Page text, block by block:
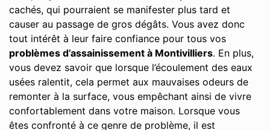
cachés, qui pourraient se manifester plus tard et
causer au passage de gros dégâts. Vous avez donc
tout intérêt à leur faire confiance pour tous vos
problèmes d’assainissement à Montivilliers. En plus,
vous devez savoir que lorsque l’écoulement des eaux
usées ralentit, cela permet aux mauvaises odeurs de
remonter à la surface, vous empêchant ainsi de vivre
confortablement dans votre maison. Lorsque vous
êtes confronté à ce genre de problème, il est